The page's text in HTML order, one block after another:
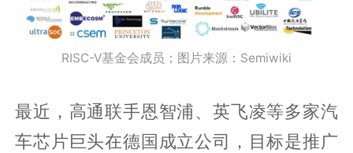
RISC-V基金会成员；图片来源：Semiwiki
最近，高通联手恩智浦、英飞凌等多家汽
车芯片巨头在德国成立公司，目标是推广